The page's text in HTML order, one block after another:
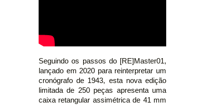
Seguindo os passos do [RE]Master01,
lançado em 2020 para reinterpretar um
cronógrafo de 1943, esta nova edição
limitada de 250 peças apresenta uma
caixa retangular assimétrica de 41 mm